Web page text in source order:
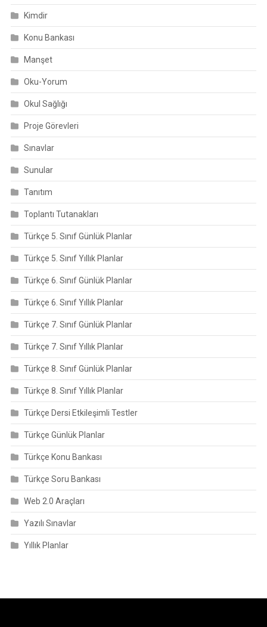
Kimdir
Konu Bankası
Manşet
Oku-Yorum
Okul Sağlığı
Proje Görevleri
Sınavlar
Sunular
Tanıtım
Toplantı Tutanakları
Türkçe 5. Sınıf Günlük Planlar
Türkçe 5. Sınıf Yıllık Planlar
Türkçe 6. Sınıf Günlük Planlar
Türkçe 6. Sınıf Yıllık Planlar
Türkçe 7. Sınıf Günlük Planlar
Türkçe 7. Sınıf Yıllık Planlar
Türkçe 8. Sınıf Günlük Planlar
Türkçe 8. Sınıf Yıllık Planlar
Türkçe Dersi Etkileşimli Testler
Türkçe Günlük Planlar
Türkçe Konu Bankası
Türkçe Soru Bankası
Web 2.0 Araçları
Yazılı Sınavlar
Yıllık Planlar